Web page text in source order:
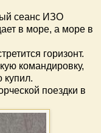
сеанс ИЗО
в море, а море в
горизонт.
командировку,
купил.
поездки в